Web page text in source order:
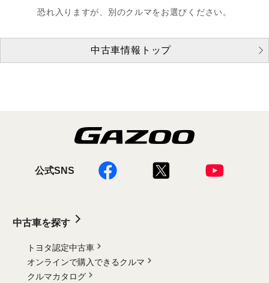
恐れ入りますが、別のクルマをお選びください。
中古車情報トップ
公式SNS
中古車を探す
トヨタ認定中古車
オンラインで購入できるクルマ
クルマカタログ